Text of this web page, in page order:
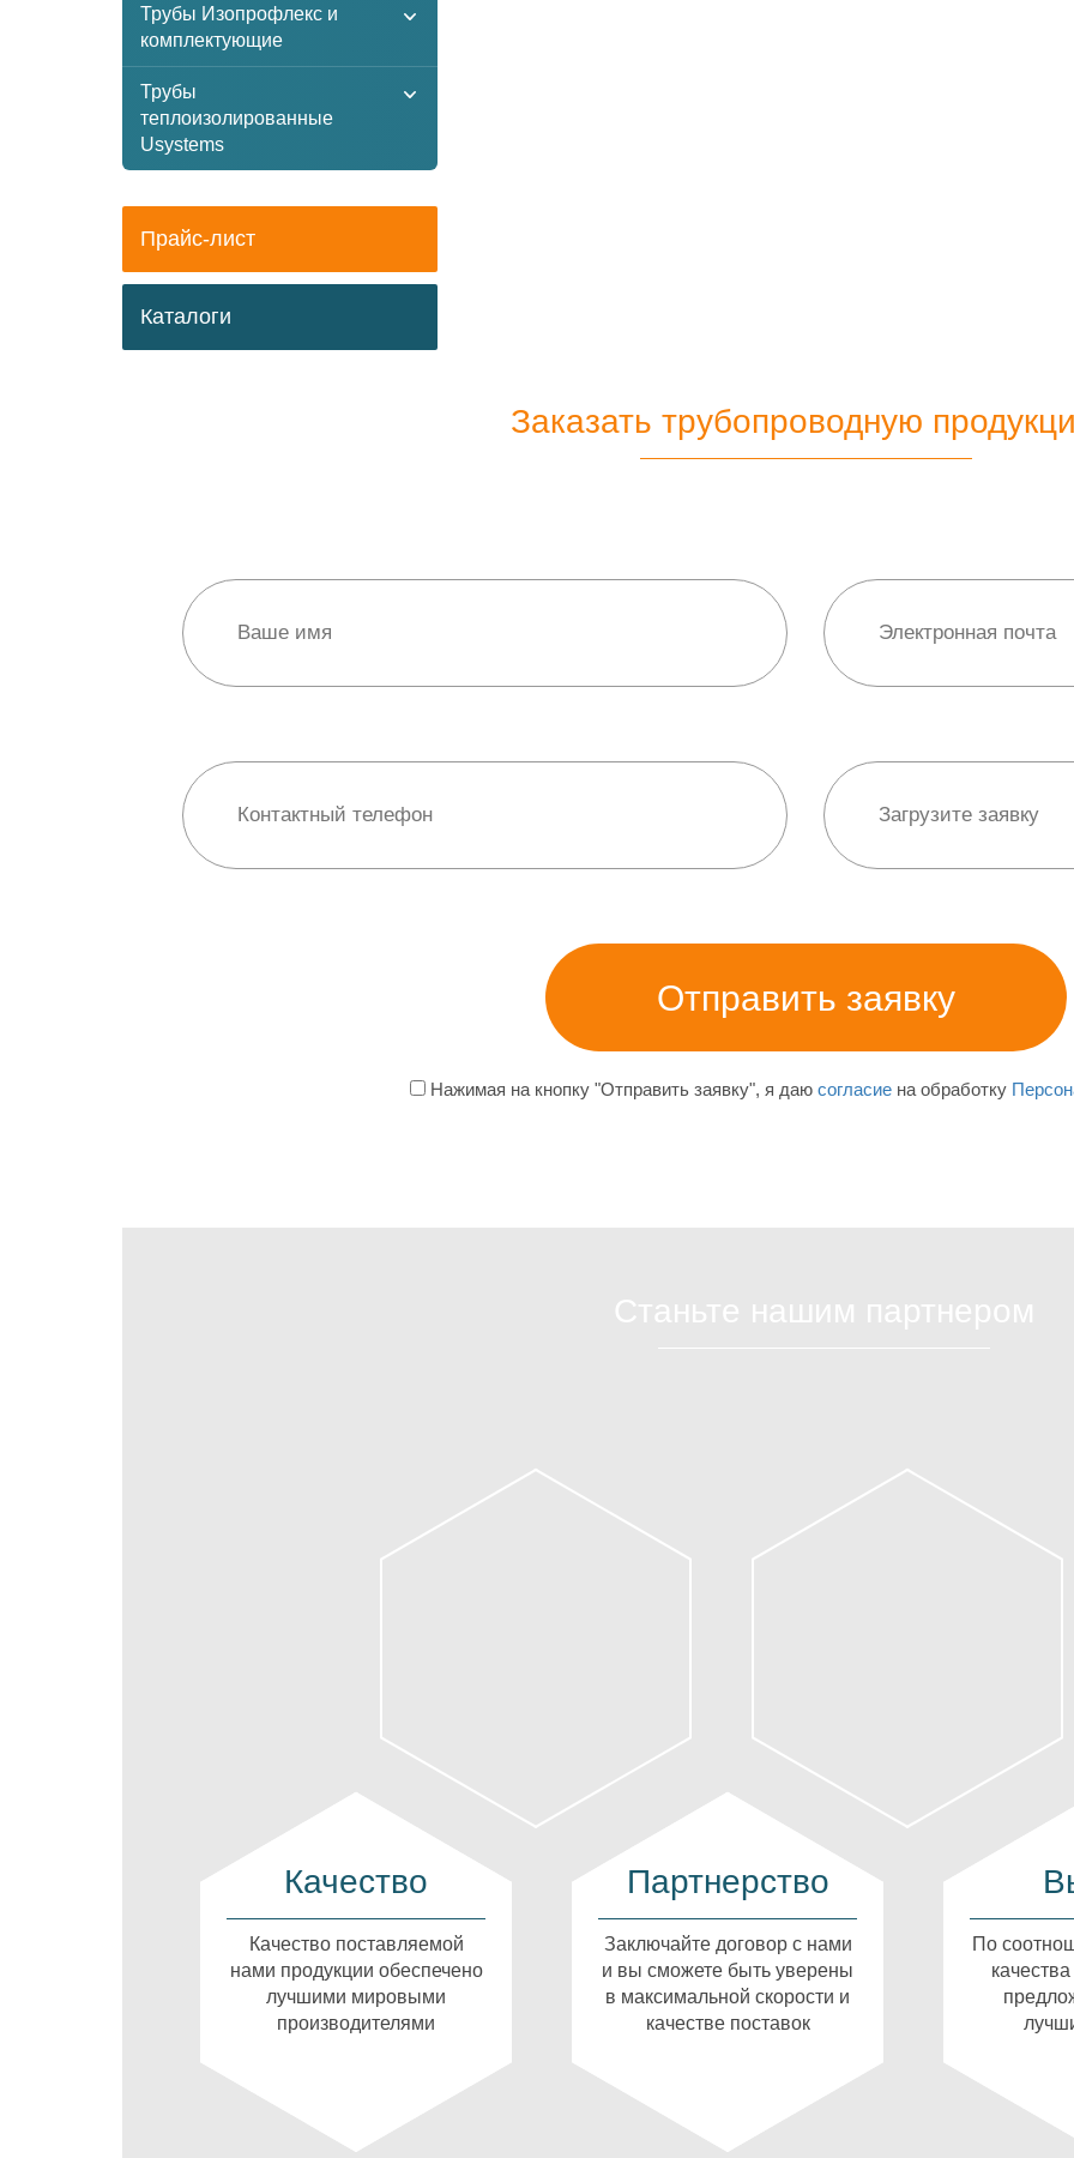
Трубы Изопрофлекс и
комплектующие
Трубы
теплоизолированные
Usystems
Прайс-лист
Каталоги
Заказать трубопроводную
Нажимая на кнопку "Отправить заявку", я даю согласиена обработку
Качество
Качество поставляемой
нами продукции обеспечено
лучшими мировыми
производителями
Партнерство
Заключайте договор с нами
и вы сможете быть уверены
в максимальной скорости и
качестве поставок
По